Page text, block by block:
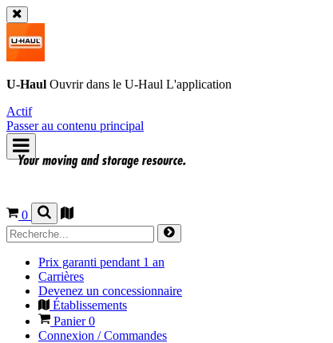
U-Haul Ouvrir dans le U-Haul L'application
Actif
Passer au contenu principal
0
Prix garanti pendant 1 an
Carrières
Devenez un concessionnaire
Établissements
Panier0
Connexion / Commandes